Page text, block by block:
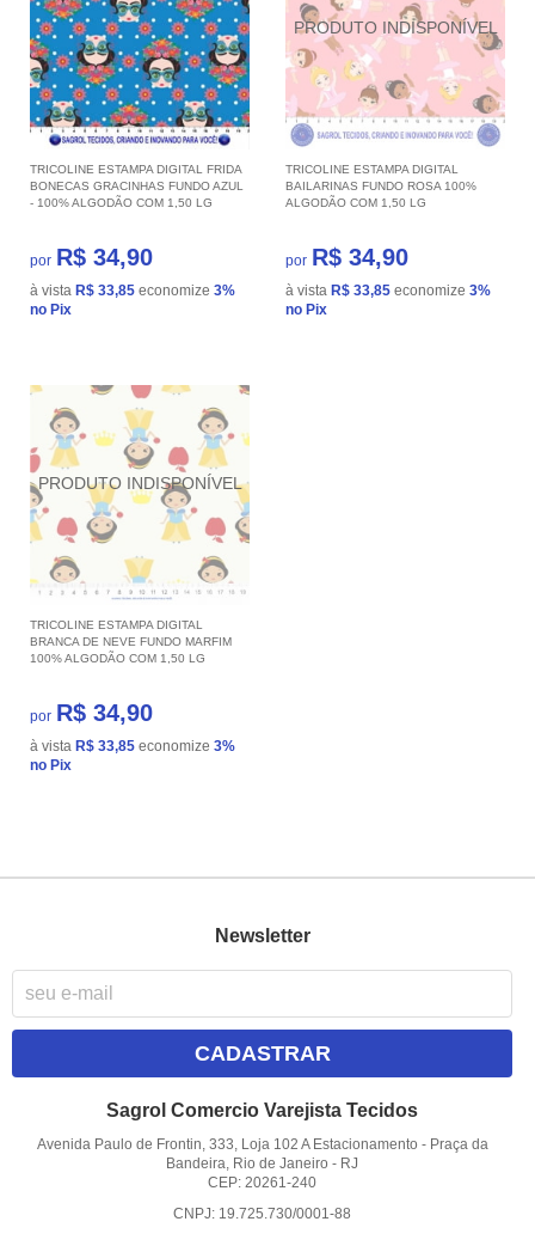
TRICOLINE ESTAMPA DIGITAL FRIDA
BONECAS GRACINHAS FUNDO AZUL
- 100% ALGODÃO COM 1,50 LG
por R$ 34,90
à vista R$ 33,85 economize 3%
no Pix
TRICOLINE ESTAMPA DIGITAL
BAILARINAS FUNDO ROSA 100%
ALGODÃO COM 1,50 LG
por R$ 34,90
à vista R$ 33,85 economize 3%
no Pix
TRICOLINE ESTAMPA DIGITAL
BRANCA DE NEVE FUNDO MARFIM
100% ALGODÃO COM 1,50 LG
por R$ 34,90
à vista R$ 33,85 economize 3%
no Pix
Newsletter
CADASTRAR
Sagrol Comercio Varejista Tecidos
Avenida Paulo de Frontin, 333, Loja 102 A Estacionamento - Praça da
Bandeira, Rio de Janeiro - RJ
CEP: 20261-240
CNPJ: 19.725.730/0001-88